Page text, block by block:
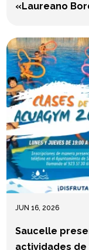
«Laureano
JUN 16, 2026
Saucelle
actividades de